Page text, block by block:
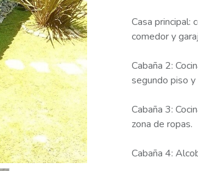
Casa principal:
comedor y
Cabaña 2:
segundo piso
Cabaña 3:
zona de ropas.
Cabaña 4: